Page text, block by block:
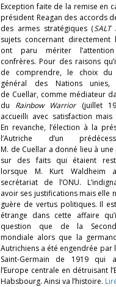
Exception faite de la remise en
président Reagan des accords
des armes stratégiques (SALT
sujets concernant directement
ont paru mériter
confrères. Pour des raisons
de comprendre, le choix du
général des Nations unies,
de Cuellar, comme médiateur
du Rainbow Warrior (juillet
accueilli avec satisfaction mais
En revanche, l’élection à la
l’Autriche d’un
M. de Cuellar a donné lieu à
sur des faits qui étaient
lorsque M. Kurt Waldheim
secrétariat de l’ONU.
avoir ses justifications mais elle
guère de vertus politiques. Il
étrange dans cette affaire
question que de la
mondiale alors que la
Autrichiens a été engendrée par
Saint-Germain de 1919 qui
l’Europe centrale en détruisant
Habsbourg. Ainsi va l’histoire.